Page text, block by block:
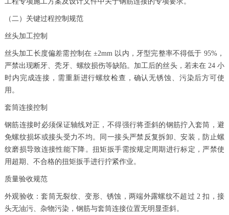
（二）关键过程控制规范
丝头加工控制
丝头加工长度偏差需控制在 ±2mm 以内，牙型完整率不得低于 95%，
严禁出现断牙、秃牙、螺纹损伤等缺陷。加工后的丝头，若未在 24 小
时内完成连接，需重新进行螺纹检查，确认无锈蚀、污染后方可使
用。
套筒连接控制
钢筋连接时必须保证轴线对正，不得强行将歪斜的钢筋拧入套筒，避
免螺纹损坏或接头受力不均。同一接头严禁反复拆卸、安装，防止螺
纹磨损导致连接性能下降。扭矩扳手需按规定周期进行标定，严禁使
用超期、不合格的扭矩扳手进行拧紧作业。
质量验收规范
外观验收：套筒无裂纹、变形、锈蚀，两端外露螺纹不超过 2 扣，接
头无油污、杂物污染，钢筋与套筒连接位置无明显歪斜。